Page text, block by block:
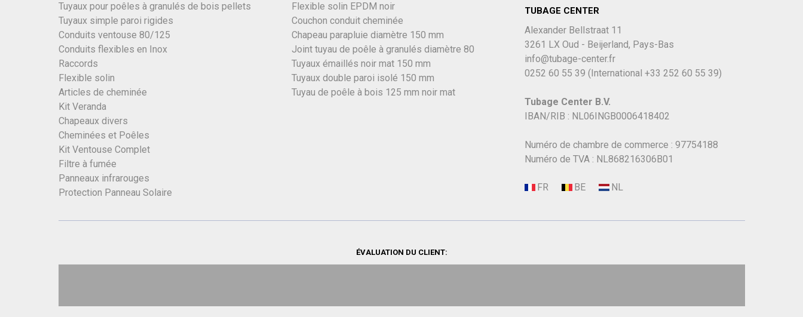
Tuyaux pour poêles à granulés de bois pellets
Tuyaux simple paroi rigides
Conduits ventouse 80/125
Conduits flexibles en Inox
Raccords
Flexible solin
Articles de cheminée
Kit Veranda
Chapeaux divers
Cheminées et Poêles
Kit Ventouse Complet
Filtre à fumée
Panneaux infrarouges
Protection Panneau Solaire
Flexible solin EPDM noir
Couchon conduit cheminée
Chapeau parapluie diamètre 150 mm
Joint tuyau de poêle à granulés diamètre 80
Tuyaux émaillés noir mat 150 mm
Tuyaux double paroi isolé 150 mm
Tuyau de poêle à bois 125 mm noir mat
TUBAGE CENTER
Alexander Bellstraat 11
3261 LX Oud - Beijerland, Pays-Bas
info@tubage-center.fr
0252 60 55 39 (International +33 252 60 55 39)
Tubage Center B.V.
IBAN/RIB : NL06INGB0006418402
Numéro de chambre de commerce : 97754188
Numéro de TVA : NL868216306B01
ÉVALUATION DU CLIENT: